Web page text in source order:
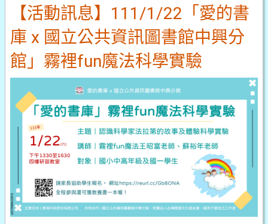
【活動訊息】111/1/22「愛的書
庫 x 國立公共資訊圖書館中興分
館」霧裡fun魔法科學實驗